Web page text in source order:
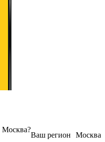
Москва
Ваш регион
Москва?